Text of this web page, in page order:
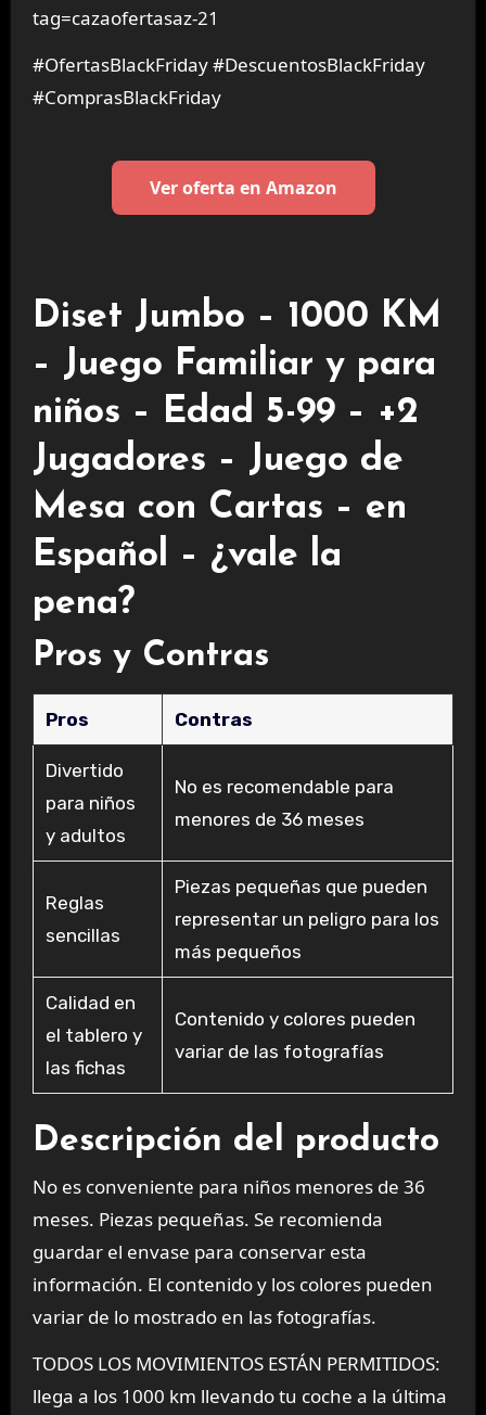
tag=cazaofertasaz-21
#OfertasBlackFriday #DescuentosBlackFriday
#ComprasBlackFriday
Ver oferta en Amazon
Diset Jumbo – 1000 KM
– Juego Familiar y para
niños – Edad 5-99 – +2
Jugadores – Juego de
Mesa con Cartas – en
Español – ¿vale la
pena?
Pros y Contras
Pros Contras
Divertido
para niños
y adultos
No es recomendable para
menores de 36 meses
Reglas
sencillas
Piezas pequeñas que pueden
representar un peligro para los
más pequeños
Calidad en
el tablero y
las fichas
Contenido y colores pueden
variar de las fotografías
Descripción del producto
No es conveniente para niños menores de 36
meses. Piezas pequeñas. Se recomienda
guardar el envase para conservar esta
información. El contenido y los colores pueden
variar de lo mostrado en las fotografías.
TODOS LOS MOVIMIENTOS ESTÁN PERMITIDOS:
llega a los 1000 km llevando tu coche a la última